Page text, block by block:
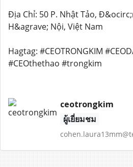
Địa Chỉ: 50 P. Nhật Tảo,
H&agrave; Nội, Việt Nam
Hagtag: #CEOTRONGKIM
#CEOthethao #trongkim
ceotrongkim
ผู้เยี่ยมชม